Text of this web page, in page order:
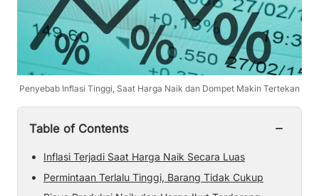
Penyebab Inflasi Tinggi, Saat Harga Naik dan Dompet Makin Tertekan
Table of Contents −
Inflasi Terjadi Saat Harga Naik Secara Luas
Permintaan Terlalu Tinggi, Barang Tidak Cukup